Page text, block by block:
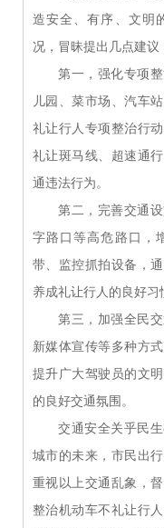
造安全、有序、文明
况，冒昧提出几点建议
第一，强化专项
儿园、菜市场、汽车
礼让行人专项整治行
礼让斑马线、超速通
通违法行为。
第二，完善交通
字路口等高危路口，
带、监控抓拍设备，
养成礼让行人的良好习
第三，加强全民
新媒体宣传等多种方
提升广大驾驶员的文
的良好交通氛围。
交通安全关乎民
城市的未来，市民出
重视以上交通乱象，
整治机动车不礼让行